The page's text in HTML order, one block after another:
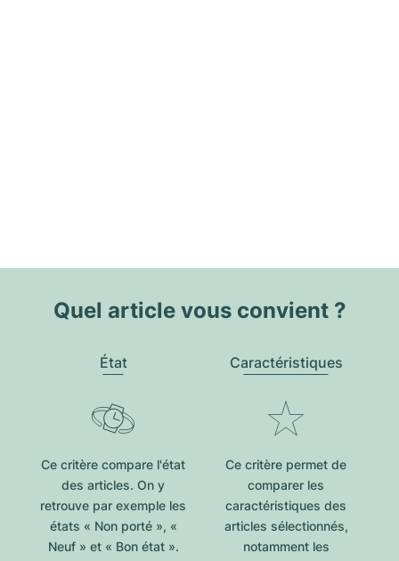
Quel article vous convient ?
État
Ce critère compare l'état
des articles. On y
retrouve par exemple les
états « Non porté », «
Neuf » et « Bon état ».
Caractéristiques
Ce critère permet de
comparer les
caractéristiques des
articles sélectionnés,
notamment les